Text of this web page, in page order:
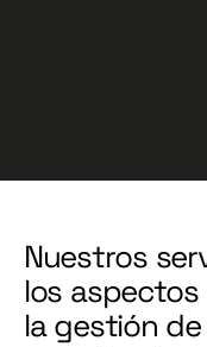
Nuestros
los
la gestión